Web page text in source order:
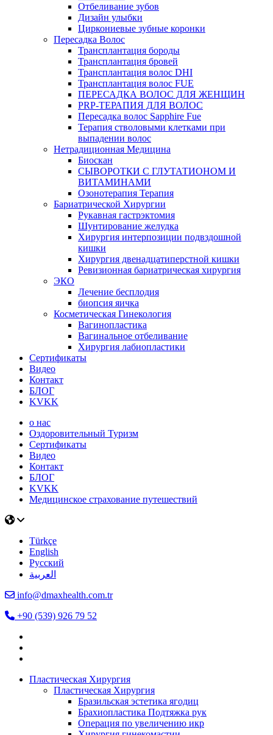
Отбеливание зубов
Дизайн улыбки
Циркониевые зубные коронки
Пересадка Волос
Трансплантация бороды
Трансплантация бровей
Трансплантация волос DHI
Трансплантация волос FUE
ПЕРЕСАДКА ВОЛОС ДЛЯ ЖЕНЩИН
PRP-ТЕРАПИЯ ДЛЯ ВОЛОС
Пересадка волос Sapphire Fue
Терапия стволовыми клетками при
выпадении волос
Нетрадиционная Медицина
Биоскан
СЫВОРОТКИ С ГЛУТАТИОНОМ И
ВИТАМИНАМИ
Озонотерапия Терапия
Бариатрической Хирургии
Рукавная гастрэктомия
Шунтирование желудка
Хирургия интерпозиции подвздошной
кишки
Хирургия двенадцатиперстной кишки
Ревизионная бариатрическая хирургия
ЭКО
Лечение бесплодия
биопсия яичка
Косметическая Гинекология
Вагинопластика
Вагинальное отбеливание
Хирургия лабиопластики
Сертификаты
Видео
Контакт
БЛОГ
KVKK
о нас
Оздоровительный Туризм
Сертификаты
Видео
Контакт
БЛОГ
KVKK
Медицинское страхование путешествий
Türkçe
English
Русский
العربية
info@dmaxhealth.com.tr
+90 (539) 926 79 52
Пластическая Хирургия
Пластическая Хирургия
Бразильская эстетика ягодиц
Брахиопластика Подтяжка рук
Операция по увеличению икр